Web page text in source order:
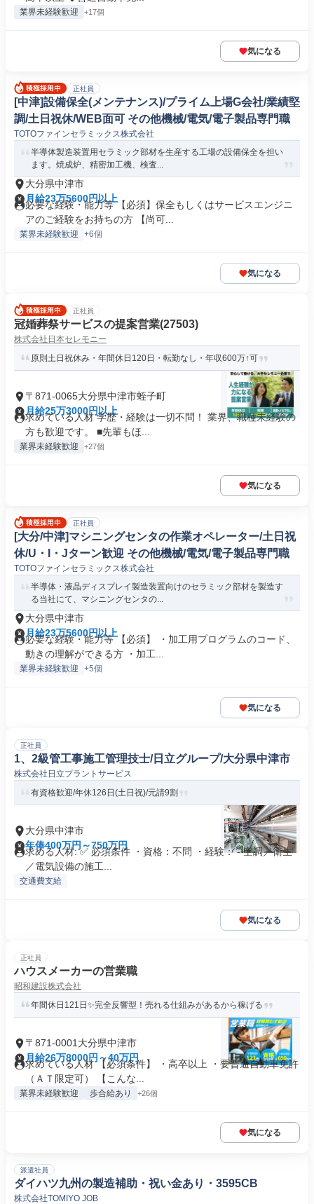
業界未経験歓迎 +17個
気になる
正社員
[中津]設備保全(メンテナンス)/プライム上場G会社/業績堅
調/土日祝休/WEB面可 その他機械/電気/電子製品専門職
TOTOファインセラミックス株式会社
半導体製造装置用セラミック部材を生産する工場の設備保全を担い
ます。焼成炉、精密加工機、検査...
大分県中津市
月給23万5600円以上
必要な経験・能力等 【必須】保全もしくはサービスエンジニ
アのご経験をお持ちの方 【尚可...
業界未経験歓迎 +6個
気になる
正社員
冠婚葬祭サービスの提案営業(27503)
株式会社日本セレモニー
原則土日祝休み・年間休日120日・転勤なし・年収600万↑可
〒871-0065大分県中津市蛭子町
月給25万3000円以上
求めている人材 学歴・経験は一切不問！ 業界、職種未経験の
方も歓迎です。 ■先輩もほ...
業界未経験歓迎 +27個
気になる
正社員
[大分/中津]マシニングセンタの作業オペレーター/土日祝
休/U・I・Jターン歓迎 その他機械/電気/電子製品専門職
TOTOファインセラミックス株式会社
半導体・液晶ディスプレイ製造装置向けのセラミック部材を製造す
る当社にて、マシニングセンタの...
大分県中津市
月給23万5600円以上
必要な経験・能力等 【必須】 ・加工用プログラムのコード、
動きの理解ができる方 ・加工...
業界未経験歓迎 +5個
気になる
正社員
1、2級管工事施工管理技士/日立グループ/大分県中津市
株式会社日立プラントサービス
有資格歓迎/年休126日(土日祝)/元請9割
大分県中津市
年俸400万円～750万円
求める人材: ✅ 必須条件 ・資格：不問 ・経験： - 空調／衛生
／電気設備の施工...
交通費支給
気になる
正社員
ハウスメーカーの営業職
昭和建設株式会社
年間休日121日✨完全反響型！売れる仕組みがあるから稼げる
〒871-0001大分県中津市
月給26万8000円～40万円
求めている人材 【必須条件】 ・高卒以上 ・要普通自動車免許
（ＡＴ限定可） 【こんな...
業界未経験歓迎 歩合給あり +26個
気になる
派遣社員
ダイハツ九州の製造補助・祝い金あり・3595CB
株式会社TOMIYO JOB